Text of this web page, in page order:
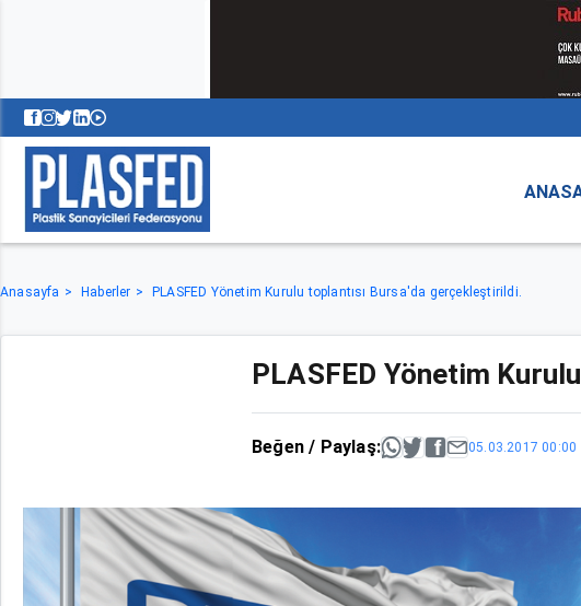
Anasayfa Haberler PLASFED Yönetim Kurulu toplantısı Bursa'da gerçekleştirildi.
PLASFED Yönetim
Beğen / Paylaş: 05.03.2017 00:00